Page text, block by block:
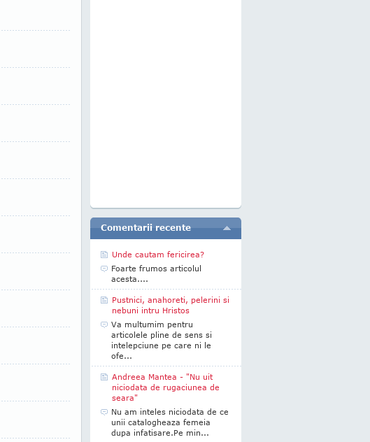
Comentarii recente
Unde cautam fericirea?
Foarte frumos articolul
acesta....
Pustnici, anahoreti, pelerini si
nebuni intru Hristos
Va multumim pentru
articolele pline de sens si
intelepciune pe care ni le
ofe...
Andreea Mantea - "Nu uit
niciodata de rugaciunea de
seara"
Nu am inteles niciodata de ce
unii catalogheaza femeia
dupa infatisare.Pe min...